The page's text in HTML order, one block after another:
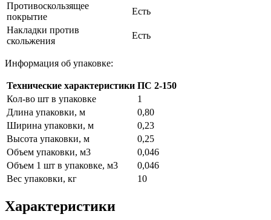
Противоскользящее
покрытие
Есть
Накладки против
скольжения
Есть
Информация об упаковке:
Технические характеристики ПС 2-150
Кол-во шт в упаковке
1
Длина упаковки, м
0,80
Ширина упаковки, м
0,23
Высота упаковки, м
0,25
Объем упаковки, м3
0,046
Объем 1 шт в упаковке, м3
0,046
Вес упаковки, кг
10
Характеристики